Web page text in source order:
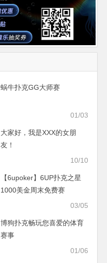
蜗牛扑克GG大师赛
01/03
大家好，我是XXX的女朋
友！
10/10
【6upoker】6UP扑克之星
1000美金周末免费赛
03/05
博狗扑克畅玩您喜爱的体育
赛事
01/06